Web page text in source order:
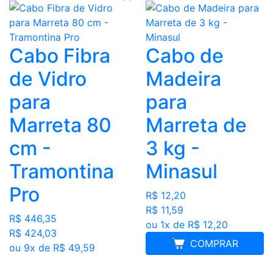
Cabo Fibra
de Vidro
para
Marreta 80
cm -
Tramontina
Pro
R$ 446,35
R$ 424,03
ou 9x de R$ 49,59
Cabo de
Madeira
para
Marreta de
3 kg -
Minasul
R$ 12,20
R$ 11,59
ou 1x de R$ 12,20
COMPRAR